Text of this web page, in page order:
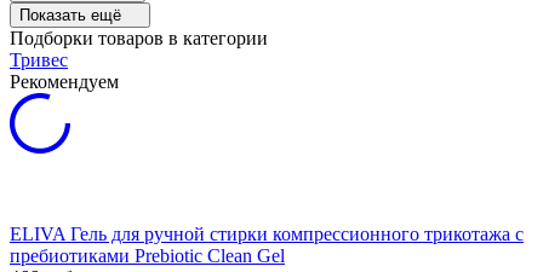
Показать ещё
Подборки товаров в категории
Тривес
Рекомендуем
ELIVA Гель для ручной стирки компрессионного трикотажа с
пребиотиками Prebiotic Clean Gel